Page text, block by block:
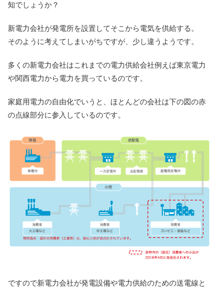
知でしょうか？
新電力会社が発電所を設置してそこから電気を供給する。
そのように考えてしまいがちですが、少し違うようです。
多くの新電力会社はこれまでの電力供給会社例えば東京電力
や関西電力から電力を買っているのです。
家庭用電力の自由化でいうと、ほとんどの会社は下の図の赤
の点線部分に参入しているのです。
ですので新電力会社が発電設備や電力供給のための送電線と